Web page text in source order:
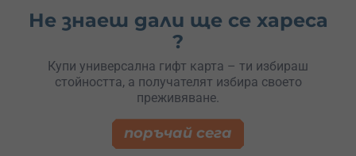
Не знаеш дали ще се хареса
?
Купи универсална гифт карта – ти избираш
стойността, а получателят избира своето
преживяване.
поръчай сега